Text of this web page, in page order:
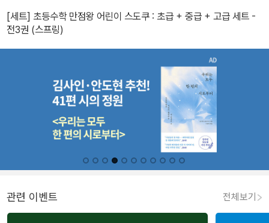
[세트] 초등수학 만점왕 어린이 스도쿠 : 초급 + 중급 + 고급 세트 -
전3권 (스프링)
관련 이벤트 전체보기